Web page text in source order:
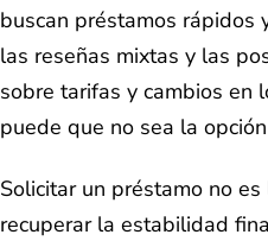
buscan préstamos rápidos
las reseñas mixtas y las
sobre tarifas y cambios en
puede que no sea la
Solicitar un préstamo no
recuperar la estabilidad